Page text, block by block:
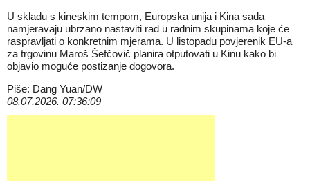
U skladu s kineskim tempom, Europska unija i Kina sada
namjeravaju ubrzano nastaviti rad u radnim skupinama koje će
raspravljati o konkretnim mjerama. U listopadu povjerenik EU-a
za trgovinu Maroš Šefčovič planira otputovati u Kinu kako bi
objavio moguće postizanje dogovora.
Piše: Dang Yuan/DW
08.07.2026. 07:36:09